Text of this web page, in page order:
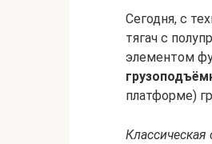
Сегодня, с
тягач с
элементом
платформе)
Классическая